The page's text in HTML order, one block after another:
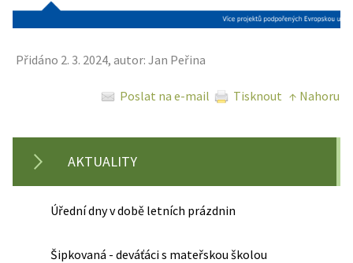
Přidáno 2. 3. 2024, autor: Jan Peřina
Poslat na e-mail Tisknout ↑ Nahoru
AKTUALITY
Úřední dny v době letních prázdnin
Šipkovaná - deváťáci s mateřskou školou